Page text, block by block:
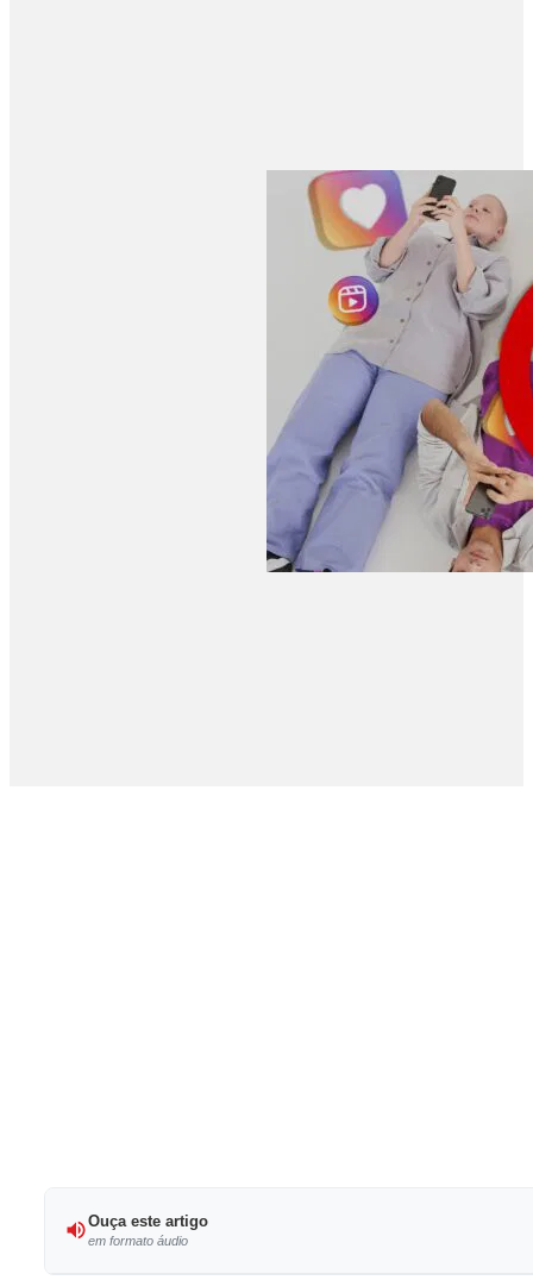
Ouça este artigo
em formato áudio